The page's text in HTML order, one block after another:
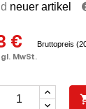
neuer artikel
€
MwSt.
Bruttopreis